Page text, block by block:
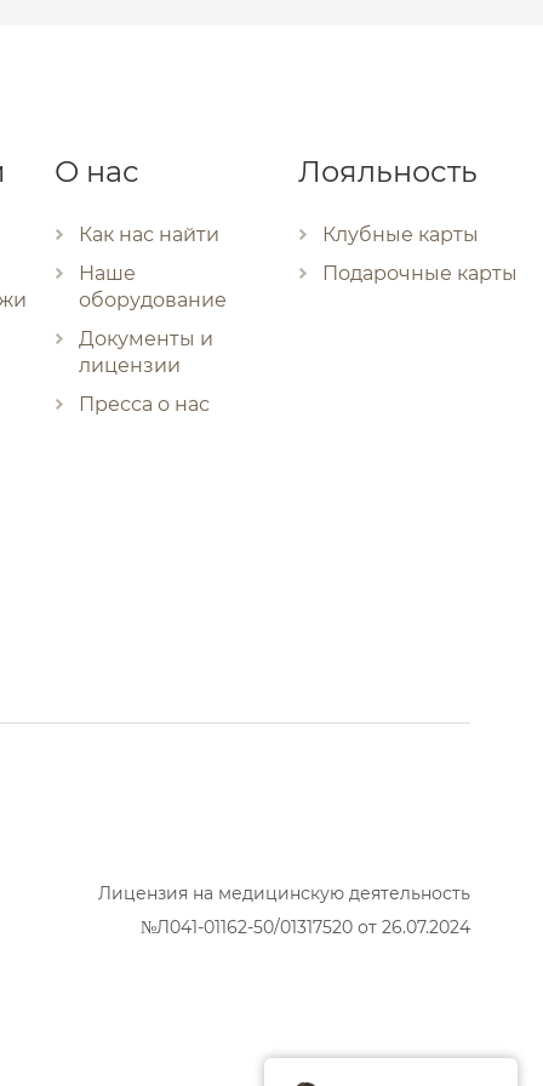
О нас
Как нас найти
Наше
оборудование
Документы и
лицензии
Пресса о нас
Лояльность
Клубные карты
Подарочные карты
Лицензия на медицинскую деятельность
№Л041-01162-50/01317520 от 26.07.2024